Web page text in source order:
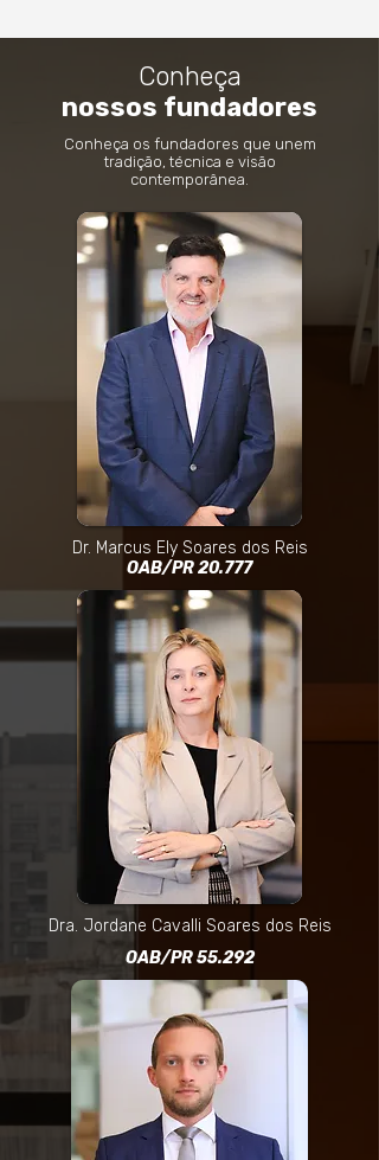
Conheça
nossos fundadores
Conheça os fundadores que unem
tradição, técnica e visão
contemporânea.
Dr. Marcus Ely Soares dos Reis
OAB/PR 20.777
Dra. Jordane Cavalli Soares dos Reis
OAB/PR 55.292